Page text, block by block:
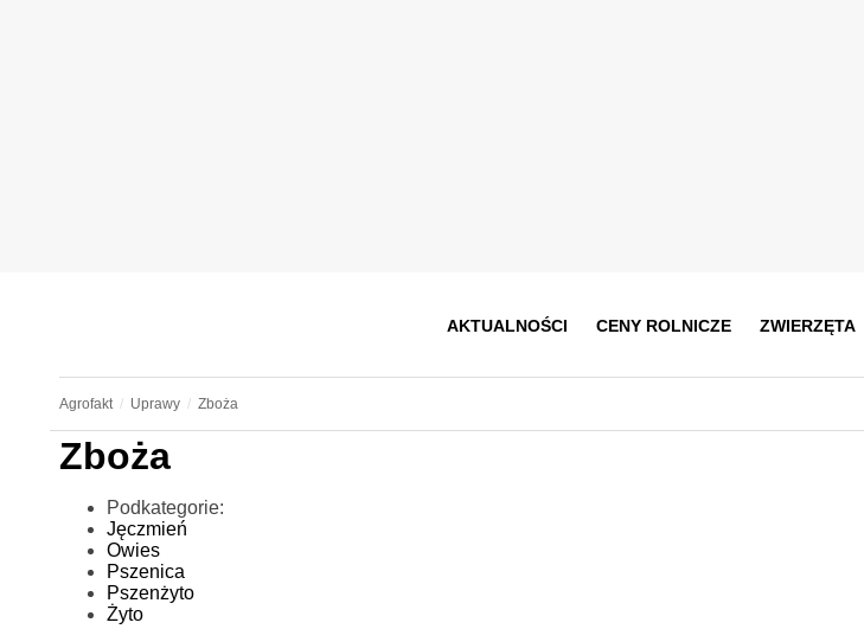
AKTUALNOŚCI CENY ROLNICZE ZWIERZĘTA
Agrofakt Uprawy Zboża
Zboża
Podkategorie:
Jęczmień
Owies
Pszenica
Pszenżyto
Żyto